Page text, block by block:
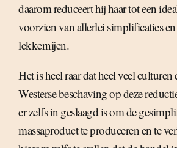
daarom reduceert hij haar tot een
voorzien van allerlei simplificaties
lekkernijen.
Het is heel raar dat heel veel culturen
Westerse beschaving op deze
er zelfs in geslaagd is om de
massaproduct te produceren en te